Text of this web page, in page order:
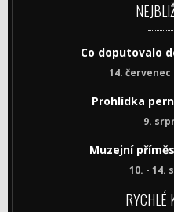
Co doputovalo
14. červenec
Prohlídka
9.
Muzejní
10. - 14.
RYCHLÉ